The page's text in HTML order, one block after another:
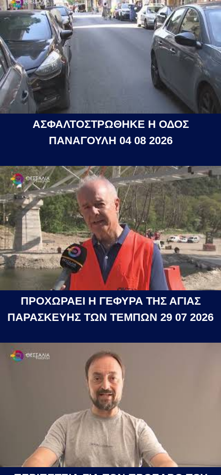
ΑΣΦΑΛΤΟΣΤΡΩΘΗΚΕ Η ΟΔΟΣ
ΠΑΝΑΓΟΥΛΗ 04 08 2026
ΠΡΟΧΩΡΑΕΙ Η ΓΕΦΥΡΑ ΤΗΣ ΑΓΙΑΣ
ΠΑΡΑΣΚΕΥΗΣ ΤΩΝ ΤΕΜΠΩΝ 29 07 2026